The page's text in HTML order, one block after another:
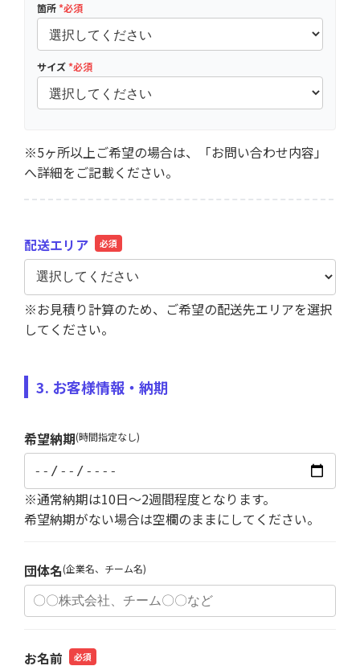
箇所*必須
サイズ*必須
※5ヶ所以上ご希望の場合は、「お問い合わせ内容」
へ詳細をご記載ください。
配送エリア 必須
※お見積り計算のため、ご希望の配送先エリアを選択
してください。
3. お客様情報・納期
希望納期(時間指定なし)
※通常納期は10日～2週間程度となります。
希望納期がない場合は空欄のままにしてください。
団体名(企業名、チーム名)
お名前 必須